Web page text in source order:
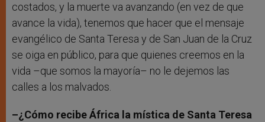
costados, y la muerte va avanzando (en vez de que
avance la vida), tenemos que hacer que el mensaje
evangélico de Santa Teresa y de San Juan de la Cruz
se oiga en público, para que quienes creemos en la
vida –que somos la mayoría– no le dejemos las
calles a los malvados.
–¿Cómo recibe África la mística de Santa Teresa